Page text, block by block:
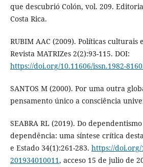
que descubrió Colón, vol. 209.
Costa Rica.
RUBIM AAC (2009). Políticas culturais
Revista MATRIZes 2(2):93-115. DOI:
https://doi.org/10.11606/issn.1982-
SANTOS M (2000). Por uma outra
pensamento único a consciência
SEABRA RL (2019). Do
dependência: uma síntese crítica
e Estado 34(1):261-283. https://doi.org/
201934010011, acceso 15 de julio de